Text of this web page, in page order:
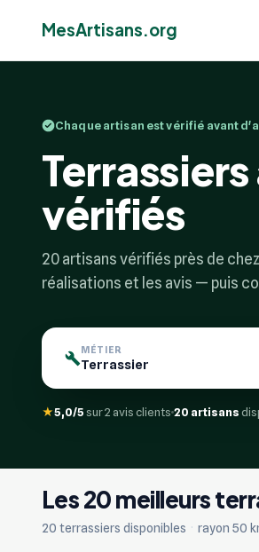
MesArtisans.org
Chaque artisan est vérifié avant
vérifiés
20 artisans vérifiés près de
réalisations et les avis — puis
MÉTIER
★5,0/5sur 2 avis clients 20 artisans
Les 20 meilleurs
20 terrassiers disponibles · rayon 50